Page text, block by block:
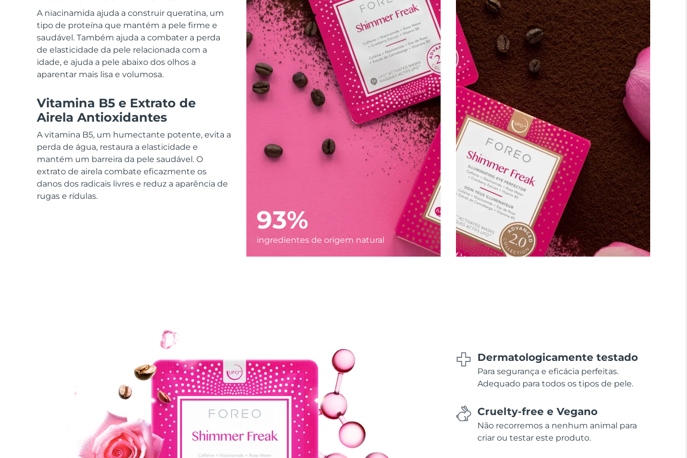
A niacinamida ajuda a construir queratina, um
tipo de proteína que mantém a pele firme e
saudável. Também ajuda a combater a perda
de elasticidade da pele relacionada com a
idade, e ajuda a pele abaixo dos olhos a
aparentar mais lisa e volumosa.
Vitamina B5 e Extrato de
Airela Antioxidantes
A vitamina B5, um humectante potente, evita a
perda de água, restaura a elasticidade e
mantém um barreira da pele saudável. O
extrato de airela combate eficazmente os
danos dos radicais livres e reduz a aparência de
rugas e rídulas.
93%
ingredientes de origem natural
Dermatologicamente testado
Para segurança e eficácia perfeitas.
Adequado para todos os tipos de pele.
Cruelty-free e Vegano
Não recorremos a nenhum animal para
criar ou testar este produto.
All acne treatment devices
All revitalizing eye massagers
Cuidados de pele KIWI™
Advanced pore care essentials
LUNA™ Dual-Peptide Scalp
Serum
For healthy hair
issa™ Teeth Whitening Gel
18% PAP
Cosméticos Homens
Comprar todos
FOREO APP
SOBRE